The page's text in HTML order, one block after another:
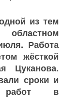
из тем
Работа
жёсткой
Цуканова.
сроки и
работ в